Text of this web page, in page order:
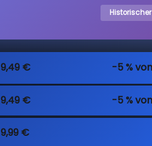
9,49 € -5 %
9,49 € -5 %
9,99 €